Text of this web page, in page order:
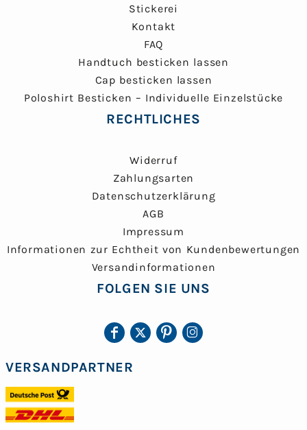
Stickerei
Kontakt
FAQ
Handtuch besticken lassen
Cap besticken lassen
Poloshirt Besticken – Individuelle Einzelstücke
RECHTLICHES
Widerruf
Zahlungsarten
Datenschutzerklärung
AGB
Impressum
Informationen zur Echtheit von Kundenbewertungen
Versandinformationen
FOLGEN SIE UNS
VERSANDPARTNER